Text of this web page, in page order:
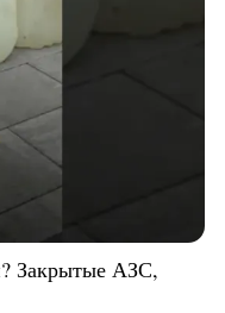
Закрытые АЗС,